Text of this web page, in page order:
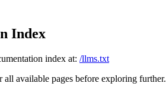
Index
index at: /llms.txt
all available pages before exploring further.